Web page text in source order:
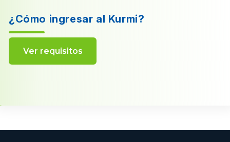
¿Cómo ingresar al Kurmi?
Ver requisitos